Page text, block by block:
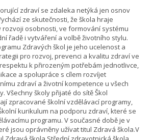
zdraví se zdaleka netýká jen osnov
ze skutečnosti, že škola hraje
rozvoji osobnosti, ve formování systému
řadě i vytváření a volbě životního stylu.
Zdravých škol je jeho ucelenost a
pro rozvoj, prevenci a kvalitu zdraví ve
k přirozeným potřebám jednotlivce,
a spolupráce s cílem rozvíjet
zdraví a životní kompetence u všech
Všechny školy přijaté do sítě Škol
zpracované školní vzdělávací programy,
kurikulum na podporu zdraví, které se
programu. V současné době je v
jsou oprávněny užívat titul Zdravá škola.V